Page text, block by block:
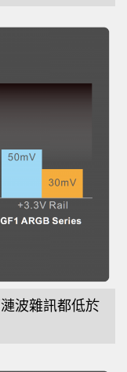
波雜訊都低於